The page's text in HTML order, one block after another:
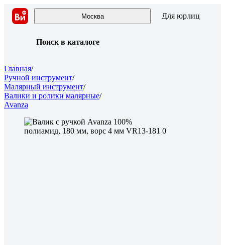
Москва Для юрлиц
Поиск в каталоге
Главная/
Ручной инструмент/
Малярный инструмент/
Валики и ролики малярные/
Avanza